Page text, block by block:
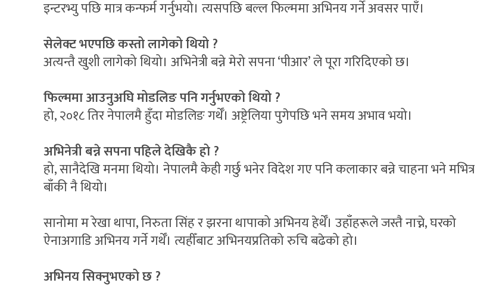
इन्टरभ्यु पछि मात्र कन्फर्म गर्नुभयो। त्यसपछि बल्ल फिल्ममा अभिनय गर्ने अवसर पाएँ।
सेलेक्ट भएपछि कस्तो लागेको थियो ?
अत्यन्तै खुशी लागेको थियो। अभिनेत्री बन्ने मेरो सपना ‘पीआर’ ले पूरा गरिदिएको छ।
फिल्ममा आउनुअघि मोडलिङ पनि गर्नुभएको थियो ?
हो, २०१८ तिर नेपालमै हुँदा मोडलिङ गर्थेँ। अष्ट्रेलिया पुगेपछि भने समय अभाव भयो।
अभिनेत्री बन्ने सपना पहिले देखिकै हो ?
हो, सानैदेखि मनमा थियो। नेपालमै केही गर्छु भनेर विदेश गए पनि कलाकार बन्ने चाहना भने मभित्र
बाँकी नै थियो।
सानोमा म रेखा थापा, निरुता सिंह र झरना थापाको अभिनय हेर्थेँ। उहाँहरूले जस्तै नाच्ने, घरको
ऐनाअगाडि अभिनय गर्ने गर्थेँ। त्यहीँबाट अभिनयप्रतिको रुचि बढेको हो।
अभिनय सिक्नुभएको छ ?